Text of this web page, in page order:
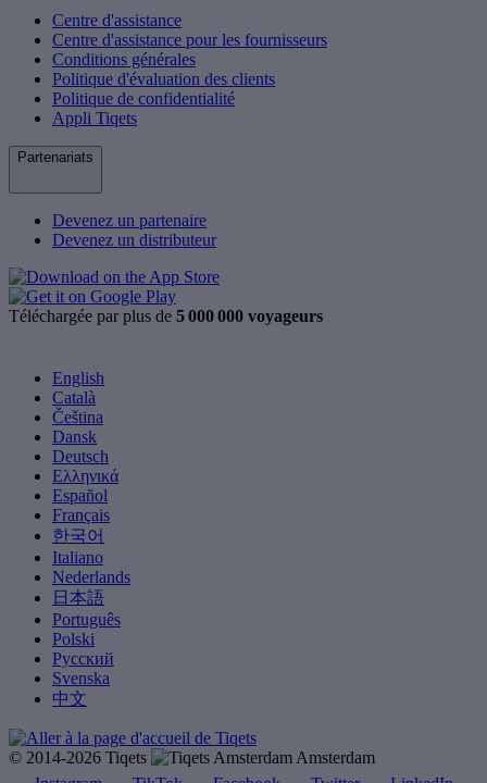
Centre d'assistance
Centre d'assistance pour les fournisseurs
Conditions générales
Politique d'évaluation des clients
Politique de confidentialité
Appli Tiqets
Partenariats
Devenez un partenaire
Devenez un distributeur
Téléchargée par plus de 5 000 000 voyageurs
English
Català
Čeština
Dansk
Deutsch
Ελληνικά
Español
Français
한국어
Italiano
Nederlands
日本語
Português
Polski
Русский
Svenska
中文
© 2014-2026 Tiqets
Amsterdam